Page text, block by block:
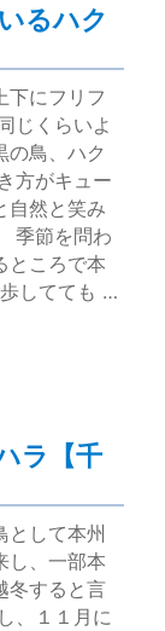
るハク
下にフリフ
じくらいよ
の鳥、ハク
方がキュー
自然と笑み
季節を問わ
ところで本
してても …
イ【浦安三番瀬
ラ【千
として本州
し、一部本
冬すると言
、１１月に